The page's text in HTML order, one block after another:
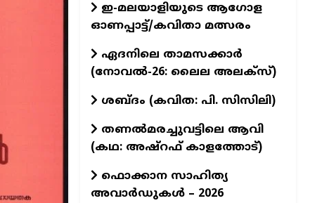
ഇ-മലയാളിയുടെ ആഗോള
ഓണപ്പാട്ട്/കവിതാ മത്സരം
ഏദനിലെ താമസക്കാർ
(നോവല്‍-26: ലൈല അലക്‌സ്)
ശബ്ദം (കവിത: പി. സിസിലി)
തണൽമരച്ചുവട്ടിലെ ആവി
(കഥ: അഷ്‌റഫ് കാളത്തോട്)
ഫൊക്കാന സാഹിത്യ
അവാർഡുകൾ – 2026